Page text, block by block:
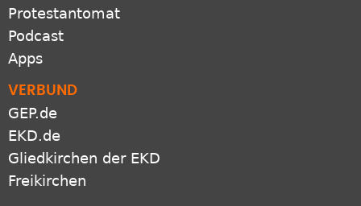
Protestantomat
Podcast
Apps
VERBUND
GEP.de
EKD.de
Gliedkirchen der EKD
Freikirchen